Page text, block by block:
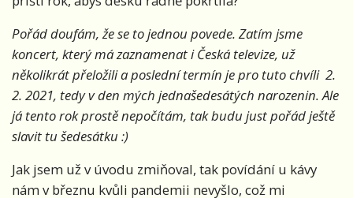
Pořád doufám, že se to jednou povede. Zatím jsme
koncert, který má zaznamenat i Česká televize, už
několikrát přeložili a poslední termín je pro tuto chvíli 2.
2. 2021, tedy v den mých jednašedesátých narozenin. Ale
já tento rok prostě nepočítám, tak budu just pořád ještě
slavit tu šedesátku :)
Jak jsem už v úvodu zmiňoval, tak povídání u kávy
nám v březnu kvůli pandemii nevyšlo, což mi